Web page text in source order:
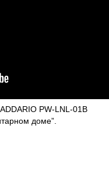
PW-LNL-01B
доме”.